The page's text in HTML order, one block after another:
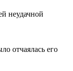
неудачной
отчаялась его